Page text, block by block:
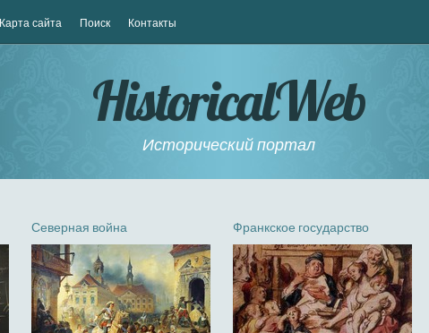
Карта сайта Поиск Контакты
HistoricalWeb
Исторический портал
Северная война Франкское государство